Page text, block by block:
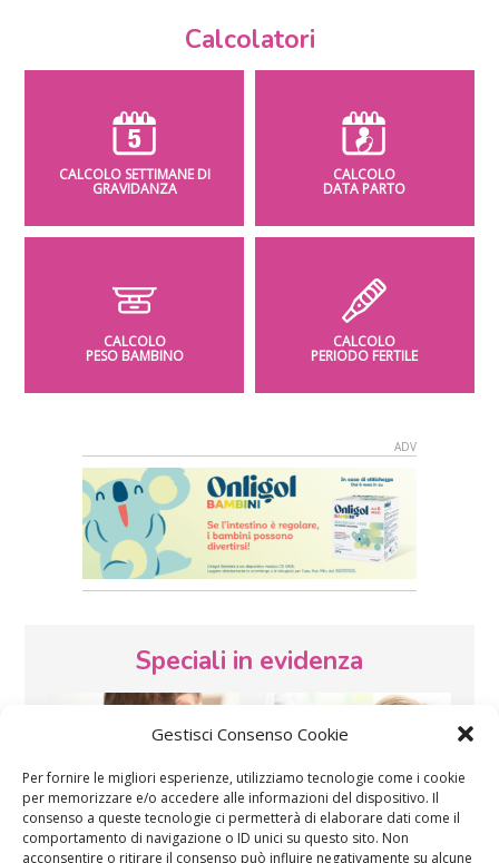
Gestisci Consenso Cookie
Per fornire le migliori esperienze, utilizziamo tecnologie come i cookie
per memorizzare e/o accedere alle informazioni del dispositivo. Il
consenso a queste tecnologie ci permetterà di elaborare dati come il
comportamento di navigazione o ID unici su questo sito. Non
acconsentire o ritirare il consenso può influire negativamente su alcune
Calcolatori
CALCOLO SETTIMANE DI
GRAVIDANZA
CALCOLO
DATA PARTO
CALCOLO
PESO BAMBINO
CALCOLO
PERIODO FERTILE
Speciali in evidenza
Vaccini SOS Pediatra